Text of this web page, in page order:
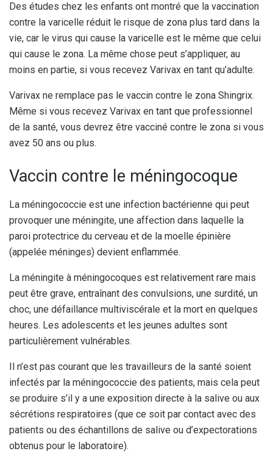
Des études chez les enfants ont montré que la vaccination
contre la varicelle réduit le risque de zona plus tard dans la
vie, car le virus qui cause la varicelle est le même que celui
qui cause le zona. La même chose peut s’appliquer, au
moins en partie, si vous recevez Varivax en tant qu’adulte.
Varivax ne remplace pas le vaccin contre le zona Shingrix.
Même si vous recevez Varivax en tant que professionnel
de la santé, vous devrez être vacciné contre le zona si vous
avez 50 ans ou plus.
Vaccin contre le méningocoque
La méningococcie est une infection bactérienne qui peut
provoquer une méningite, une affection dans laquelle la
paroi protectrice du cerveau et de la moelle épinière
(appelée méninges) devient enflammée.
La méningite à méningocoques est relativement rare mais
peut être grave, entraînant des convulsions, une surdité, un
choc, une défaillance multiviscérale et la mort en quelques
heures. Les adolescents et les jeunes adultes sont
particulièrement vulnérables.
Il n’est pas courant que les travailleurs de la santé soient
infectés par la méningococcie des patients, mais cela peut
se produire s’il y a une exposition directe à la salive ou aux
sécrétions respiratoires (que ce soit par contact avec des
patients ou des échantillons de salive ou d’expectorations
obtenus pour le laboratoire).